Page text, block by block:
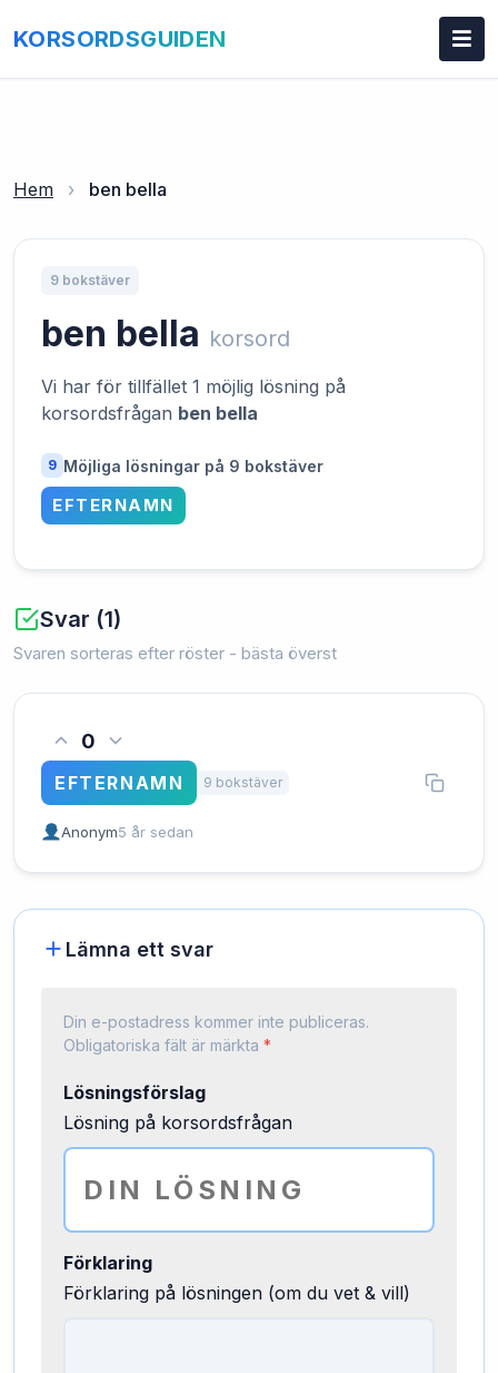
KORSORDSGUIDEN
Hem › ben bella
9 bokstäver
ben bella korsord
Vi har för tillfället 1 möjlig lösning på
korsordsfrågan ben bella
9 Möjliga lösningar på 9 bokstäver
EFTERNAMN
Svar (1)
Svaren sorteras efter röster - bästa överst
0
EFTERNAMN 9 bokstäver
Anonym5 år sedan
Lämna ett svar
Din e-postadress kommer inte publiceras.
Obligatoriska fält är märkta *
Lösningsförslag
Lösning på korsordsfrågan
Förklaring
Förklaring på lösningen (om du vet & vill)